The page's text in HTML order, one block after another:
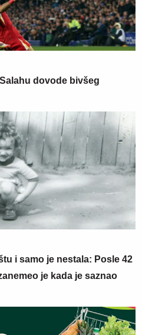
dovode bivšeg
i samo je nestala: Posle 42
je kada je saznao